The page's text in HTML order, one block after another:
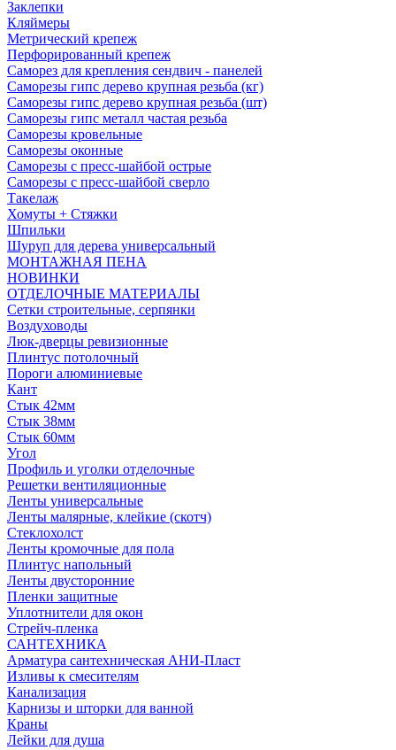
Заклепки
Кляймеры
Метрический крепеж
Перфорированный крепеж
Саморез для крепления сендвич - панелей
Саморезы гипс дерево крупная резьба (кг)
Саморезы гипс дерево крупная резьба (шт)
Саморезы гипс металл частая резьба
Саморезы кровельные
Саморезы оконные
Саморезы с пресс-шайбой острые
Саморезы с пресс-шайбой сверло
Такелаж
Хомуты + Стяжки
Шпильки
Шуруп для дерева универсальный
МОНТАЖНАЯ ПЕНА
НОВИНКИ
ОТДЕЛОЧНЫЕ МАТЕРИАЛЫ
Сетки строительные, серпянки
Воздуховоды
Люк-дверцы ревизионные
Плинтус потолочный
Пороги алюминиевые
Кант
Стык 42мм
Стык 38мм
Стык 60мм
Угол
Профиль и уголки отделочные
Решетки вентиляционные
Ленты универсальные
Ленты малярные, клейкие (скотч)
Стеклохолст
Ленты кромочные для пола
Плинтус напольный
Ленты двусторонние
Пленки защитные
Уплотнители для окон
Стрейч-пленка
САНТЕХНИКА
Арматура сантехническая АНИ-Пласт
Изливы к смесителям
Канализация
Карнизы и шторки для ванной
Краны
Лейки для душа